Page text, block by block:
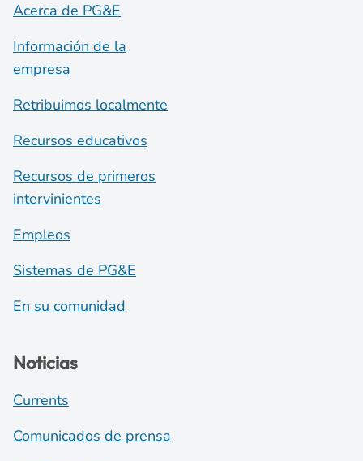
Acerca de PG&E
Información de la
empresa
Retribuimos localmente
Recursos educativos
Recursos de primeros
intervinientes
Empleos
Sistemas de PG&E
En su comunidad
Noticias
Currents
Comunicados de prensa